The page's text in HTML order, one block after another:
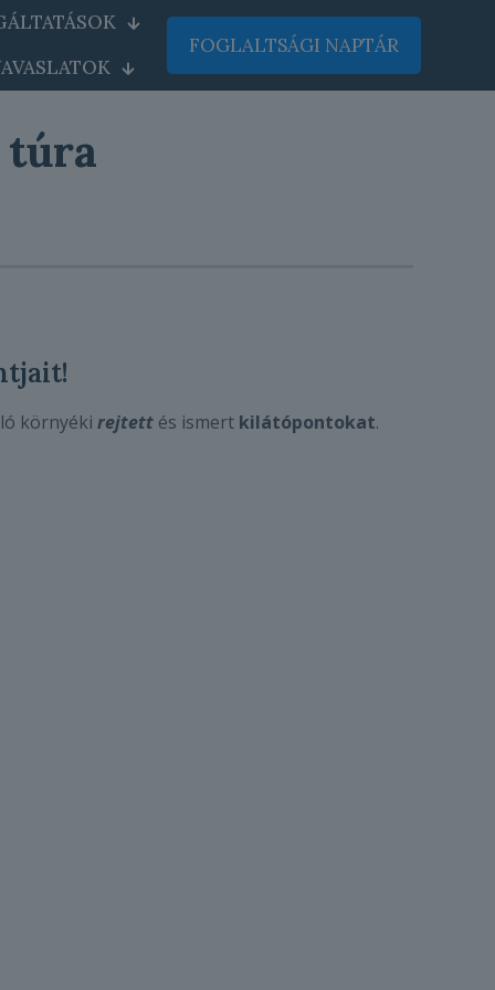
FOGLALTSÁGI NAPTÁR
túra
környékirejtett és ismert kilátópontokat.